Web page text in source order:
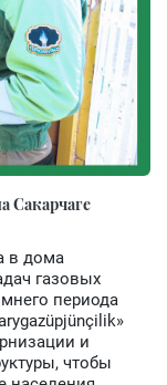
Сакарчаге
в дома
газовых
периода
и
чтобы